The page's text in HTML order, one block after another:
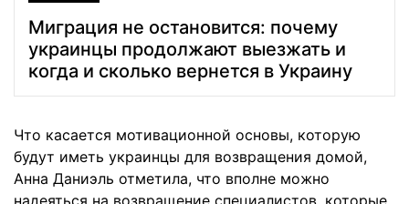
Миграция не остановится: почему
украинцы продолжают выезжать и
когда и сколько вернется в Украину
Что касается мотивационной основы, которую
будут иметь украинцы для возвращения домой,
Анна Даниэль отметила, что вполне можно
надеяться на возвращение специалистов, которые